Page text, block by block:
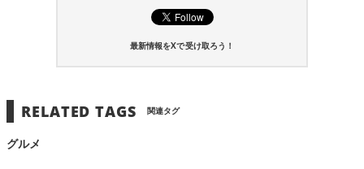
最新情報をXで受け取ろう！
RELATED TAGS 関連タグ
グルメ